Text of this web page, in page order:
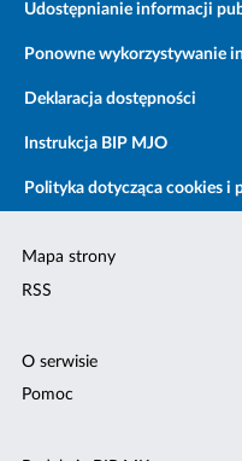
Udostępnianie informacji
Ponowne wykorzystywanie
Deklaracja dostępności
Instrukcja BIP MJO
Polityka dotycząca cookies i
Mapa strony
RSS
O serwisie
Pomoc